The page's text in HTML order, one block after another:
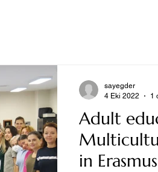
Adult
in
sayegder
4 Eki 2022
1